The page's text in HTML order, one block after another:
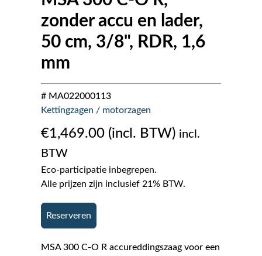
zonder accu en lader,
50 cm, 3/8", RDR, 1,6
mm
# MA022000113
Kettingzagen / motorzagen
€1,469.00
incl.
BTW
Eco-participatie inbegrepen.
Alle prijzen zijn inclusief 21% BTW.
Reserveren
MSA 300 C-O R accureddingszaag voor een